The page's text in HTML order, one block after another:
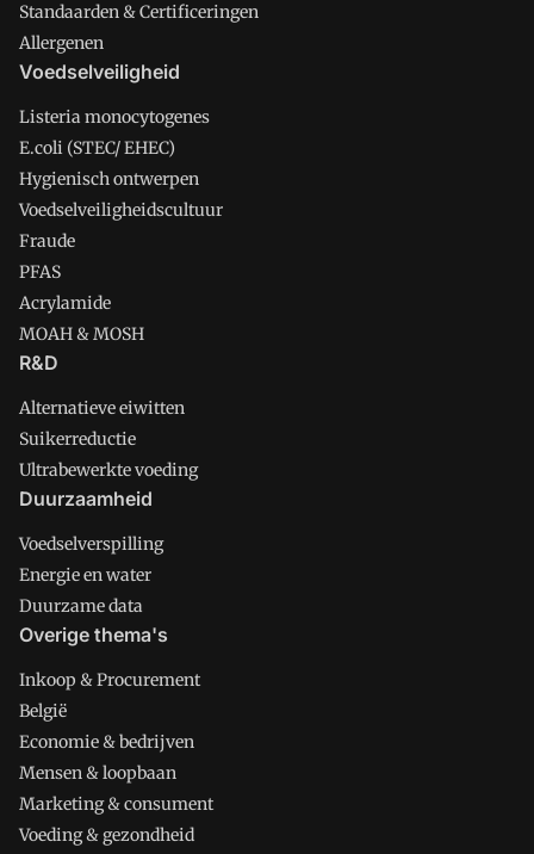
Standaarden & Certificeringen
Allergenen
Voedselveiligheid
Listeria monocytogenes
E.coli (STEC/ EHEC)
Hygienisch ontwerpen
Voedselveiligheidscultuur
Fraude
PFAS
Acrylamide
MOAH & MOSH
R&D
Alternatieve eiwitten
Suikerreductie
Ultrabewerkte voeding
Duurzaamheid
Voedselverspilling
Energie en water
Duurzame data
Overige thema's
Inkoop & Procurement
België
Economie & bedrijven
Mensen & loopbaan
Marketing & consument
Voeding & gezondheid